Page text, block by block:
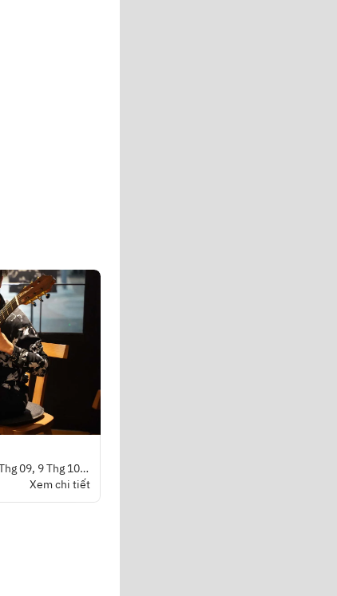
7 Thg 08 - 8 Thg 08, 11 Thg 09 - 12 Thg 09, 9 Thg 10 - 10 Thg 10, 13 Thg 11 - 14 Thg 11, 18 Thg 12 - 19 Thg 12
Xem chi tiết